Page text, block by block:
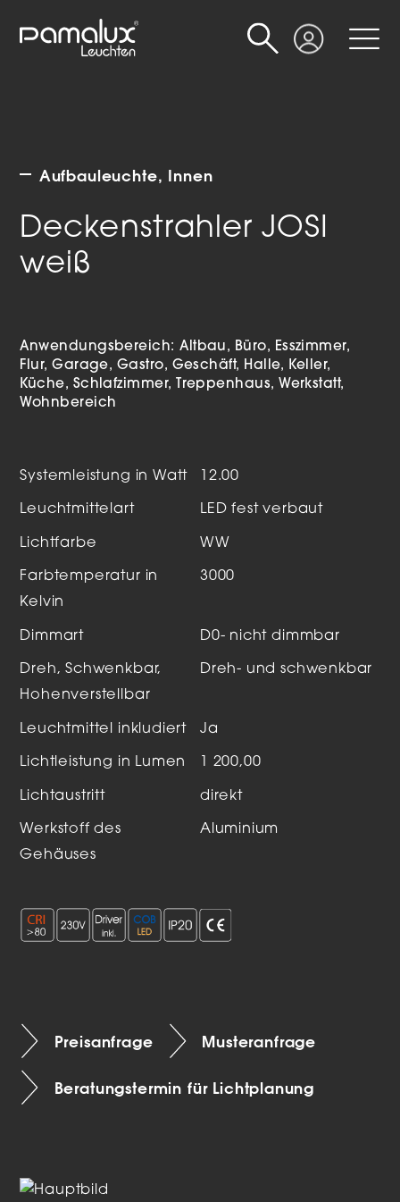
Login
Suche
Aufbauleuchte Innen
Deckenstrahler JOSI
weiß
Anwendungsbereich:Altbau Büro
Esszimmer
Flur Garage Gastro Geschäft Halle
Keller
Küche
Schlafzimmer Treppenhaus
Werkstatt
Wohnbereich
Systemleistung in Watt 12.00
Leuchtmittelart LED fest verbaut
Lichtfarbe WW
Farbtemperatur in
Kelvin
3000
Dimmart D0- nicht dimmbar
Dreh, Schwenkbar,
Hohenverstellbar
Dreh- und schwenkbar
Leuchtmittel inkludiert Ja
Lichtleistung in Lumen 1 200,00
Lichtaustritt direkt
Werkstoff des
Gehäuses
Aluminium
Preisanfrage Musteranfrage
Beratungstermin für Lichtplanung